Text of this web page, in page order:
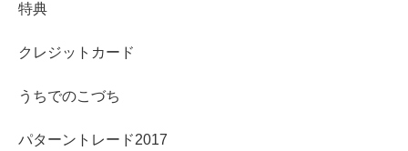
特典
クレジットカード
うちでのこづち
パターントレード2017